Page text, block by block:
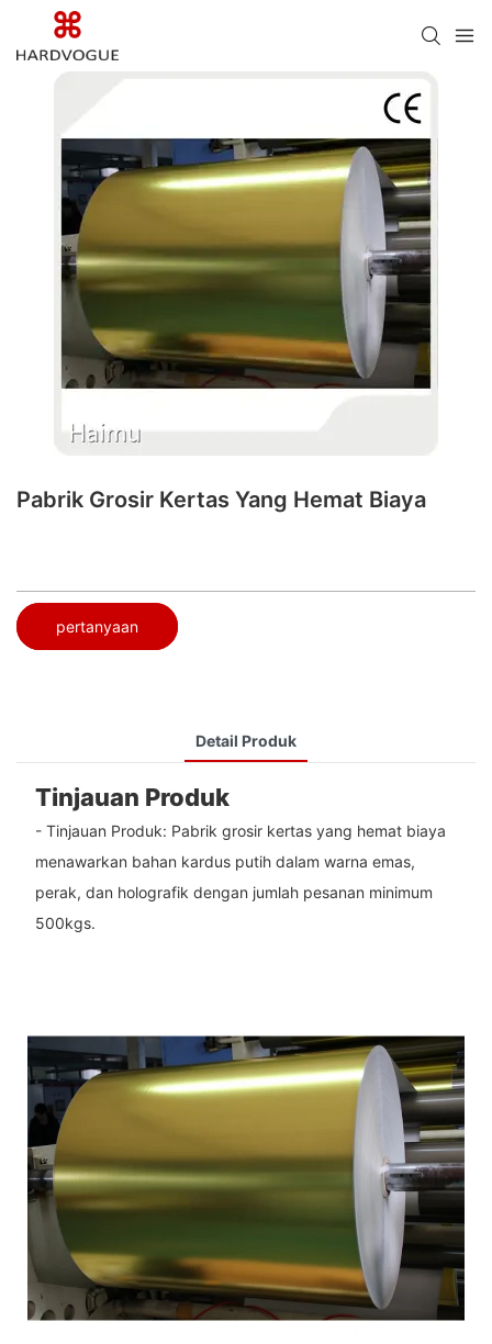
Pabrik Grosir Kertas Yang Hemat Biaya
pertanyaan
Detail Produk
Tinjauan Produk
- Tinjauan Produk: Pabrik grosir kertas yang hemat biaya
menawarkan bahan kardus putih dalam warna emas,
perak, dan holografik dengan jumlah pesanan minimum
500kgs.